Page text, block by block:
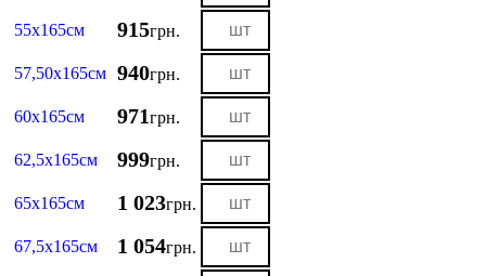
55х165см 915грн.
57,50х165см 940грн.
60х165см 971грн.
62,5х165см 999грн.
65х165см 1 023грн.
67,5х165см 1 054грн.